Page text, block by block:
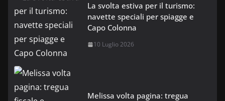
La svolta estiva per il turismo:
navette speciali per spiagge e
Capo Colonna
10 Luglio 2026
Melissa volta pagina: tregua